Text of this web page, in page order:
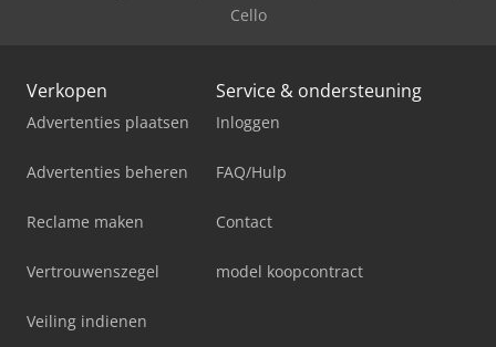
Cello
Verkopen
Advertenties plaatsen
Advertenties beheren
Reclame maken
Vertrouwenszegel
Veiling indienen
Service & ondersteuning
Inloggen
FAQ/Hulp
Contact
model koopcontract